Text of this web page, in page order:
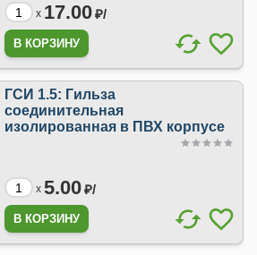
x 17.00₽/
ГСИ 1.5: Гильза
соединительная
изолированная в ПВХ корпусе
x 5.00₽/